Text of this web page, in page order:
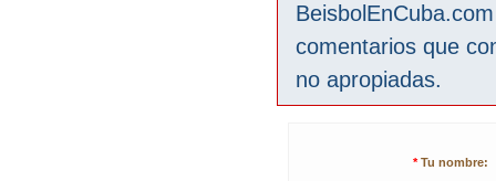
comentarios que
no apropiadas.
* Tu nombre: